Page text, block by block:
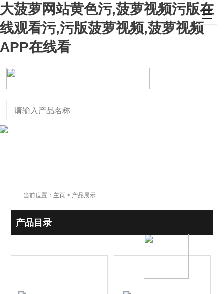
大菠萝网站黄色污,菠萝视频污版在
线观看污,污版菠萝视频,菠萝视频
APP在线看
当前位置： 主页 > 产品展示
产品目录